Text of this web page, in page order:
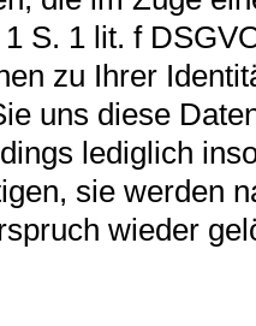
S. 1 lit. f
zu Ihrer
uns diese
lediglich
sie werden
wieder